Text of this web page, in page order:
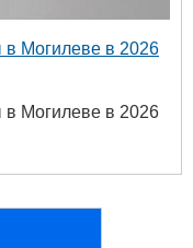
в Могилеве в 2026
в Могилеве в 2026